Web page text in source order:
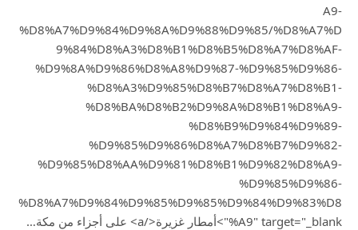
A9-
%D8%A7%D9%84%D9%8A%D9%88%D9%85/%D8%A7%D
9%84%D8%A3%D8%B1%D8%B5%D8%A7%D8%AF-
%D9%8A%D9%86%D8%A8%D9%87-%D9%85%D9%86-
%D8%A3%D9%85%D8%B7%D8%A7%D8%B1-
%D8%BA%D8%B2%D9%8A%D8%B1%D8%A9-
%D8%B9%D9%84%D9%89-
%D9%85%D9%86%D8%A7%D8%B7%D9%82-
%D9%85%D8%AA%D9%81%D8%B1%D9%82%D8%A9-
%D9%85%D9%86-
%D8%A7%D9%84%D9%85%D9%85%D9%84%D9%83%D8
%A9" target="_blank">أمطار غزيرة</a> على أجزاء من مكة…